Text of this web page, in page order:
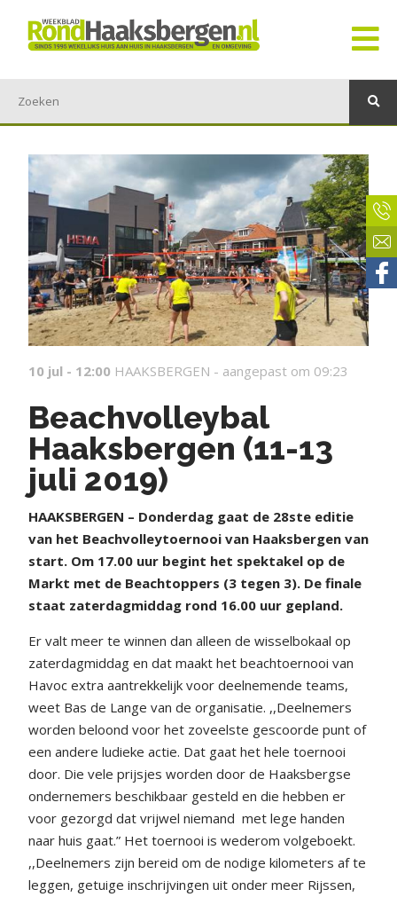
10 jul - 12:00 HAAKSBERGEN - aangepast om 09:23
Beachvolleybal
Haaksbergen (11-13
juli 2019)
HAAKSBERGEN – Donderdag gaat de 28ste editie
van het Beachvolleytoernooi van Haaksbergen van
start. Om 17.00 uur begint het spektakel op de
Markt met de Beachtoppers (3 tegen 3). De finale
staat zaterdagmiddag rond 16.00 uur gepland.
Er valt meer te winnen dan alleen de wisselbokaal op
zaterdagmiddag en dat maakt het beachtoernooi van
Havoc extra aantrekkelijk voor deelnemende teams,
weet Bas de Lange van de organisatie. ,,Deelnemers
worden beloond voor het zoveelste gescoorde punt of
een andere ludieke actie. Dat gaat het hele toernooi
door. Die vele prijsjes worden door de Haaksbergse
ondernemers beschikbaar gesteld en die hebben er
voor gezorgd dat vrijwel niemand met lege handen
naar huis gaat.” Het toernooi is wederom volgeboekt.
,,Deelnemers zijn bereid om de nodige kilometers af te
leggen, getuige inschrijvingen uit onder meer Rijssen,